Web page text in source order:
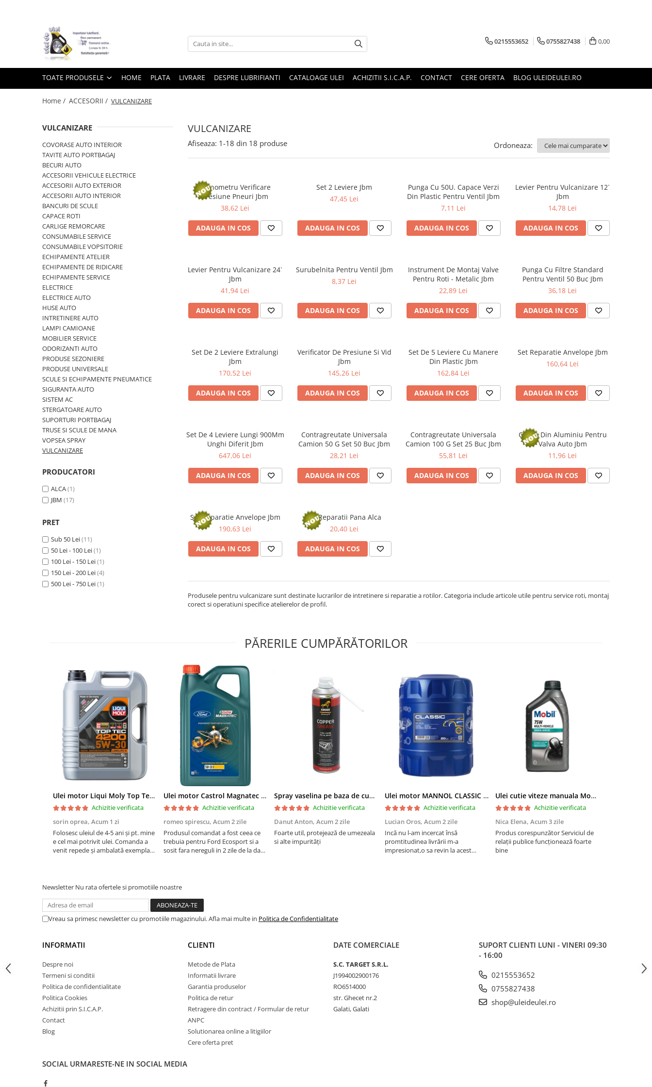
Toate Produsele
► Detailing si cosmetica
Plastice interioare
Perii si pensule
Intretinere exterior
Curatare geamuri auto
Ceara auto
Sampon auto
Polish auto
Jante si anvelope
Accesorii spalare si uscare
Intretinere motor
Curatare generala
Restaurare faruri
Spalare si detailing rapid
Decontaminare vopsea
Intretinere vopsea
Dressing exterior
Intretinere moto
Intretinere barci
Recipiente si pulverizatoare
Genti si accesorii
► Filtre auto
■ Filtre ulei
■ Filtre aer
■ Filtre habitaclu
■ Filtre hidraulice
■ Filtre uscator
■ Filtre aditivi
■ Filtre epurator
Senzori uzura placute
Tamburi frana
Cablu frana de mana
Bujii incandescente
Distributie
Kit distributie
Kit lant distributie
Pompa apa
Transmisie
Kit transmisie
Curea transmisie
Busoane/inele etansare
Directie/stabilizare
Bielete antiruliu
0215553652 0755827438 0,00
TOATE PRODUSELE HOME PLATA LIVRARE DESPRE LUBRIFIANTI CATALOAGE ULEI ACHIZITII S.I.C.A.P. CONTACT CERE OFERTA BLOG ULEIDEULEI.RO
Home / ACCESORII / VULCANIZARE
VULCANIZARE
VULCANIZARE
COVORASE AUTO INTERIOR
TAVITE AUTO PORTBAGAJ
BECURI AUTO
ACCESORII VEHICULE ELECTRICE
ACCESORII AUTO EXTERIOR
ACCESORII AUTO INTERIOR
BANCURI DE SCULE
CAPACE ROTI
CARLIGE REMORCARE
CONSUMABILE SERVICE
CONSUMABILE VOPSITORIE
ECHIPAMENTE ATELIER
ECHIPAMENTE DE RIDICARE
ECHIPAMENTE SERVICE
ELECTRICE
ELECTRICE AUTO
HUSE AUTO
INTRETINERE AUTO
LAMPI CAMIOANE
MOBILIER SERVICE
ODORIZANTI AUTO
PRODUSE SEZONIERE
PRODUSE UNIVERSALE
SCULE SI ECHIPAMENTE PNEUMATICE
SIGURANTA AUTO
SISTEM AC
STERGATOARE AUTO
SUPORTURI PORTBAGAJ
TRUSE SI SCULE DE MANA
VOPSEA SPRAY
VULCANIZARE
PRODUCATORI
ALCA(1)
JBM (17)
PRET
Sub 50 Lei(11)
50 Lei - 100 Lei(1)
100 Lei - 150 Lei(1)
150 Lei - 200 Lei(4)
500 Lei - 750 Lei(1)
Afiseaza: 1-18 din 18 produse Ordoneaza:
Manometru Verificare
Presiune Pneuri Jbm
38,62 Lei
ADAUGA IN COS
Set 2 Leviere Jbm
47,45 Lei
ADAUGA IN COS
Punga Cu 50U. Capace Verzi
Din Plastic Pentru Ventil Jbm
7,11 Lei
ADAUGA IN COS
Levier Pentru Vulcanizare 12`
Jbm
14,78 Lei
ADAUGA IN COS
Levier Pentru Vulcanizare 24`
Jbm
41,94 Lei
ADAUGA IN COS
Surubelnita Pentru Ventil Jbm
8,37 Lei
ADAUGA IN COS
Instrument De Montaj Valve
Pentru Roti - Metalic Jbm
22,89 Lei
ADAUGA IN COS
Punga Cu Filtre Standard
Pentru Ventil 50 Buc Jbm
36,18 Lei
ADAUGA IN COS
Set De 2 Leviere Extralungi
Jbm
170,52 Lei
ADAUGA IN COS
Verificator De Presiune Si Vid
Jbm
145,26 Lei
ADAUGA IN COS
Set De 5 Leviere Cu Manere
Din Plastic Jbm
162,84 Lei
ADAUGA IN COS
Set Reparatie Anvelope Jbm
160,64 Lei
ADAUGA IN COS
Set De 4 Leviere Lungi 900Mm
Unghi Diferit Jbm
647,06 Lei
ADAUGA IN COS
Contragreutate Universala
Camion 50 G Set 50 Buc Jbm
28,21 Lei
ADAUGA IN COS
Contragreutate Universala
Camion 100 G Set 25 Buc Jbm
55,81 Lei
ADAUGA IN COS
Capac Din Aluminiu Pentru
Valva Auto Jbm
11,96 Lei
ADAUGA IN COS
Set Reparatie Anvelope Jbm
190,63 Lei
ADAUGA IN COS
Kit Reparatii Pana Alca
20,40 Lei
ADAUGA IN COS
Produsele pentru vulcanizare sunt destinate lucrarilor de intretinere si reparatie a rotilor. Categoria include articole utile pentru service roti, montaj
corect si operatiuni specifice atelierelor de profil.
PĂRERILE CUMPĂRĂTORILOR
Ulei motor Liqui Moly Top Tec 4200 5W30 - 5 Litri
Achizitie verificata
sorin oprea, Acum 1 zi
Folosesc uleiul de 4-5 ani și pt. mine
e cel mai potrivit ulei. Comanda a
venit repede și ambalată exemplar
achiziției. Singură întrebare pt. mine
Ulei motor Castrol Magnatec Professional Ford E 5W20 - 5 Litri
Achizitie verificata
romeo spirescu, Acum 2 zile
Produsul comandat a fost ceea ce
trebuia pentru Ford Ecosport si a
sosit fara nereguli in 2 zile de la data
Spray vaselina pe baza de cupru Kross - 500 ml
Achizitie verificata
Danut Anton, Acum 2 zile
Foarte util, protejează de umezeala
si alte impurități
Ulei motor MANNOL CLASSIC 10W40 - 20 Litri
Achizitie verificata
Lucian Oros, Acum 2 zile
Incă nu l-am incercat însă
promtitudinea livrării m-a
impresionat,o sa revin la acest
Ulei cutie viteze manuala Mobil Multi-Vehicle Manual Transmission Fluid 75W - 1 Litru
Achizitie verificata
Nica Elena, Acum 3 zile
Produs corespunzător Serviciul de
relații publice funcționează foarte
bine
Newsletter Nu rata ofertele si promotiile noastre
Vreau sa primesc newsletter cu promotiile magazinului. Afla mai multe in Politica de Confidentialitate
INFORMATII
Despre noi
Termeni si conditii
Politica de confidentialitate
Politica Cookies
Achizitii prin S.I.C.A.P.
Contact
Blog
CLIENTI
Metode de Plata
Informatii livrare
Garantia produselor
Politica de retur
Retragere din contract / Formular de retur
ANPC
Solutionarea online a litigiilor
Cere oferta pret
DATE COMERCIALE
S.C. TARGET S.R.L.
J1994002900176
RO6514000
str. Ghecet nr.2
Galati, Galati
SUPORT CLIENTI LUNI - VINERI 09:30
- 16:00
0215553652
0755827438
shop@uleideulei.ro
SOCIAL URMARESTE-NE IN SOCIAL MEDIA